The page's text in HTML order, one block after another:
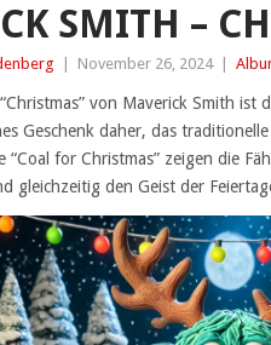
SMITH –
November 26, 2024
von Maverick Smith ist
Geschenk daher, das
“Coal for Christmas” zeigen die
gleichzeitig den Geist der